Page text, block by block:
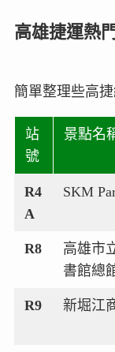
高雄捷運熱
簡單整理些高
站
號
景點名
R4
A
SKM
R8
高雄市
書館總
R9 新堀江